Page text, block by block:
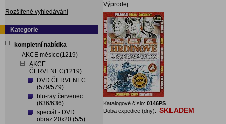
Rozšířené vyhledávání
Kategorie
kompletní nabídka
AKCE měsíce(1219)
AKCE
ČERVENEC(1219)
DVD ČERVENEC
(579/579)
blu-ray červenec
(636/636)
speciál - DVD +
obraz 20x20 (5/5)
Výprodej
Katalogové číslo: 0146PS
Doba expedice (dny): SKLADEM